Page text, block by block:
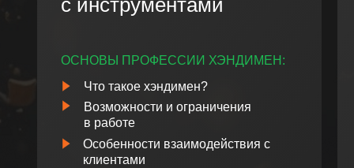
с инструментами
Особенности взаимодействия с
клиентами
Что такое хэндимен?
Возможности и ограничения
в работе
ОСНОВЫ ПРОФЕССИИ ХЭНДИМЕН: